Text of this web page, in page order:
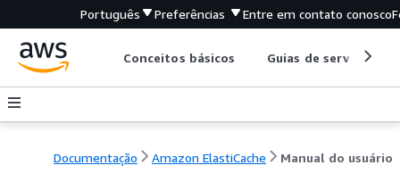
Português Preferências Entre em contato conosco
Conceitos básicos Guias de serviço
Documentação Amazon ElastiCache Manual do usuário